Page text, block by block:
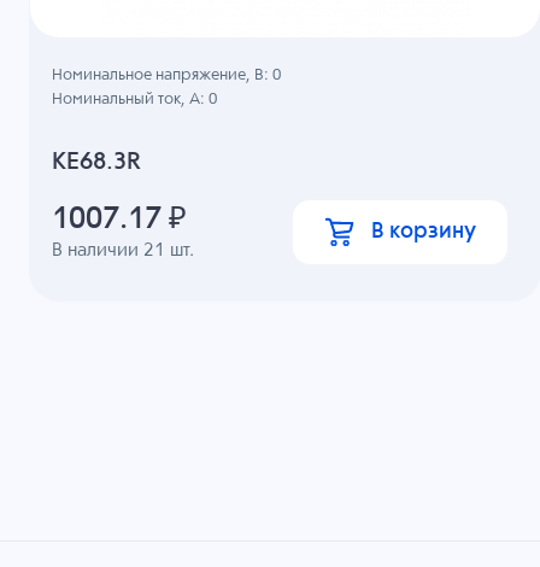
KE68.3R
В наличии 21 шт.
Номинальное напряжение, B: 0
Номинальный ток, А: 0
1007.17 ₽ В корзину